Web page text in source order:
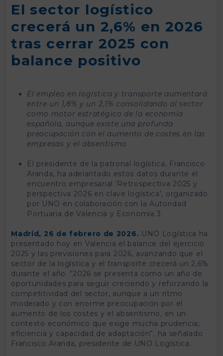
El sector logístico
crecerá un 2,6% en 2026
tras cerrar 2025 con
balance positivo
El empleo en logística y transporte aumentará
entre un 1,8% y un 2,1% consolidando al sector
como motor estratégico de la economía
española, aunque existe una profunda
preocupación con el aumento de costes en las
empresas y el absentismo
El presidente de la patronal logística, Francisco
Aranda, ha adelantado estos datos durante el
encuentro empresarial ‘Retrospectiva 2025 y
perspectiva 2026 en clave logística’, organizado
por UNO en colaboración con la Autoridad
Portuaria de Valencia y Economía 3
Madrid, 26 de febrero de 2026. UNO Logística ha
presentado hoy en Valencia el balance del ejercicio
2025 y las previsiones para 2026, avanzando que el
sector de la logística y el transporte crecerá un 2,6%
durante el año. “2026 se presenta como un año de
oportunidades para seguir creciendo y reforzando la
competitividad del sector, aunque a un ritmo
moderado y con enorme preocupación por el
aumento de los costes y el absentismo, en un
contexto económico que exige mucha prudencia,
eficiencia y capacidad de adaptación”, ha señalado
Francisco Aranda, presidente de UNO Logística.